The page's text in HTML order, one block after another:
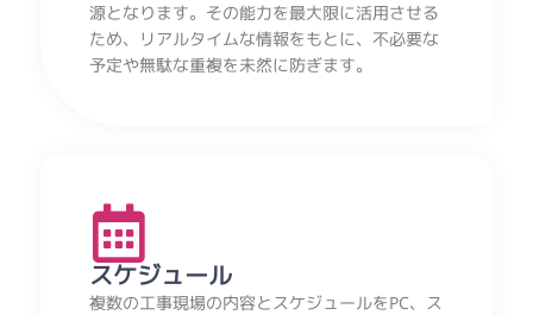
源となります。その能力を最大限に活用させる
ため、リアルタイムな情報をもとに、不必要な
予定や無駄な重複を未然に防ぎます。
スケジュール
複数の工事現場の内容とスケジュールをPC、ス